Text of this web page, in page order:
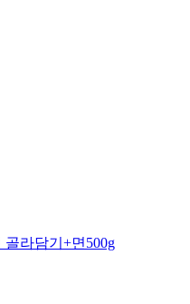
골라담기+면500g